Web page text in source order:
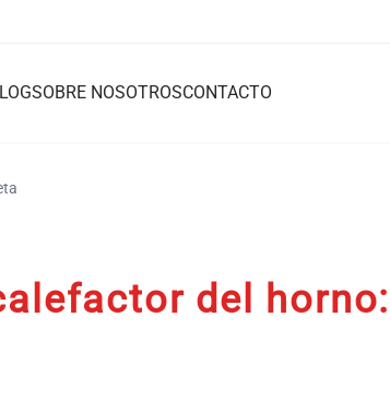
SOBRE NOSOTROSCONTACTO
del horno: